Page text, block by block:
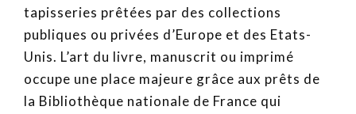
tapisseries prêtées par des collections
publiques ou privées d’Europe et des Etats-
Unis. L’art du livre, manuscrit ou imprimé
occupe une place majeure grâce aux prêts de
la Bibliothèque nationale de France qui